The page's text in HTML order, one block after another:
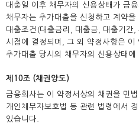
대출일 이후 채무자의 신용상태가 금
채무자는 추가대출을 신청하고 계약
대출조건(대출금리, 대출금, 대출기간
시점에 결정되며, 그 외 약정사항은 이
추가대출 당시의 채무자의 신용상태에
제10조 (채권양도)
금융회사는 이 약정서상의 채권을 민
개인채무자보호법 등 관련 법령에서
있습니다.